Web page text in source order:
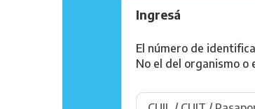
Ingresá
El número de
No el del organismo o